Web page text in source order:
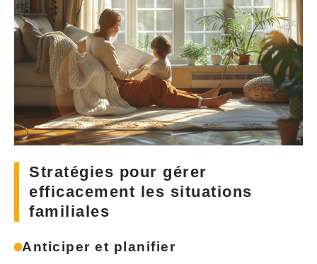
Stratégies pour gérer
efficacement les situations
familiales
Anticiper et planifier